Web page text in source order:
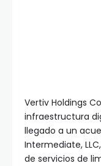
Vertiv Holdings
infraestructura
llegado a un
Intermediate,
de servicios de